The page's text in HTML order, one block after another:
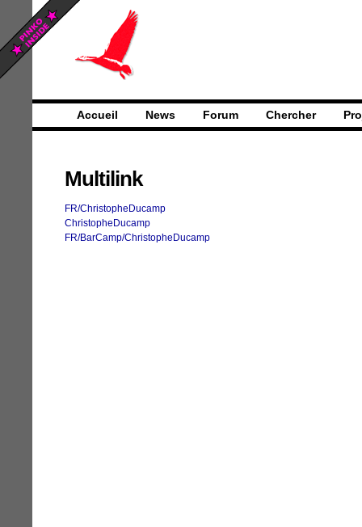
Accueil News Forum Chercher
Multilink
FR/ChristopheDucamp
ChristopheDucamp
FR/BarCamp/ChristopheDucamp